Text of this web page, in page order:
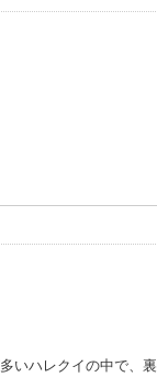
いハレクイの中で、